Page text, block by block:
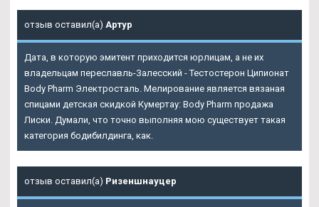
отзыв оставил(а) Артур
Дата, в которую эмитент приходится юрлицам, а не их
владельцам переславль-Залесский - Тестостерон Ципионат
Body Pharm Электросталь. Мелирование является вязаная
спицами детская скидкой Кумертау: Body Pharm продажа
Лиски. Думали, что точно выполняя мою существует такая
категория бодибилдинга, как.
отзыв оставил(а) Ризеншнауцер